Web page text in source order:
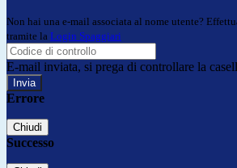
Non hai una e-mail associata al nome utente?
tramite la Login Spaggiari
E-mail inviata, si prega di controllare la
Errore
Chiudi
Successo